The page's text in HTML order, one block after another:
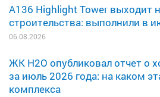
A136 Highlight Tower выходит
строительства: выполнили в
06.08.2026
ЖК H2O опубликовал отчет о
за июль 2026 года: на каком
комплекса